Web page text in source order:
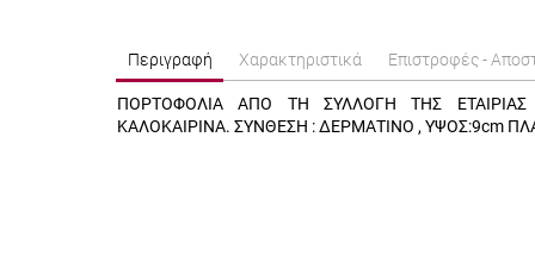
Περιγραφή Χαρακτηριστικά Επιστροφές -
ΠΟΡΤΟΦΟΛΙΑ ΑΠΟ ΤΗ ΣΥΛΛΟΓΗ ΤΗΣ ΕΤΑΙΡΙΑΣ
ΚΑΛΟΚΑΙΡΙΝΑ. ΣΥΝΘΕΣΗ : ΔΕΡΜΑΤΙΝΟ , ΥΨΟΣ:9cm